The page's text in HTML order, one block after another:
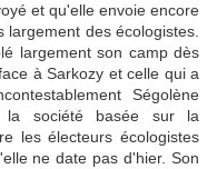
et qu'elle envoie encore
des écologistes.
largement son camp dès
à Sarkozy et celle qui a
Ségolène
la société basée sur la
les électeurs écologistes
ne date pas d'hier. Son